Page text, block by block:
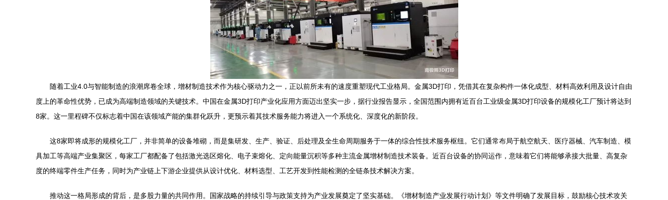
随着工业4.0与智能制造的浪潮席卷全球，增材制造技术作为核心驱动力之一，正以前所未有的速度重塑现代工业格局。金属3D打印，凭借其在复杂构件一体化成型、材料高效利用及设计自由
度上的革命性优势，已成为高端制造领域的关键技术。中国在金属3D打印产业化应用方面迈出坚实一步，据行业报告显示，全国范围内拥有近百台工业级金属3D打印设备的规模化工厂预计将达到
8家。这一里程碑不仅标志着中国在该领域产能的集群化跃升，更预示着其技术服务能力将进入一个系统化、深度化的新阶段。
这8家即将成形的规模化工厂，并非简单的设备堆砌，而是集研发、生产、验证、后处理及全生命周期服务于一体的综合性技术服务枢纽。它们通常布局于航空航天、医疗器械、汽车制造、模
具加工等高端产业集聚区，每家工厂都配备了包括激光选区熔化、电子束熔化、定向能量沉积等多种主流金属增材制造技术装备。近百台设备的协同运作，意味着它们将能够承接大批量、高复杂
度的终端零件生产任务，同时为产业链上下游企业提供从设计优化、材料选型、工艺开发到性能检测的全链条技术解决方案。
推动这一格局形成的背后，是多股力量的共同作用。国家战略的持续引导与政策支持为产业发展奠定了坚实基础。《增材制造产业发展行动计划》等文件明确了发展目标，鼓励核心技术攻关